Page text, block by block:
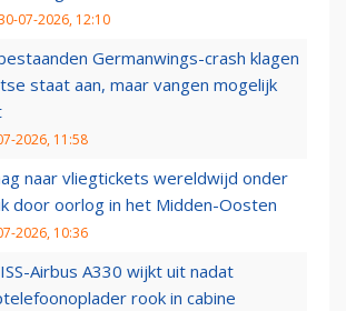
07-2026, 12:10
Germanwings-crash klagen
staat aan, maar vangen mogelijk
2026, 11:58
naar vliegtickets wereldwijd onder
door oorlog in het Midden-Oosten
2026, 10:36
Airbus A330 wijkt uit nadat
rook in cabine